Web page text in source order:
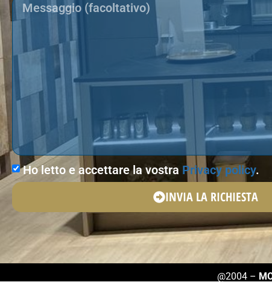
Ho letto e accettare la vostra Privacy policy.
INVIA LA RICHIESTA
@2004 –